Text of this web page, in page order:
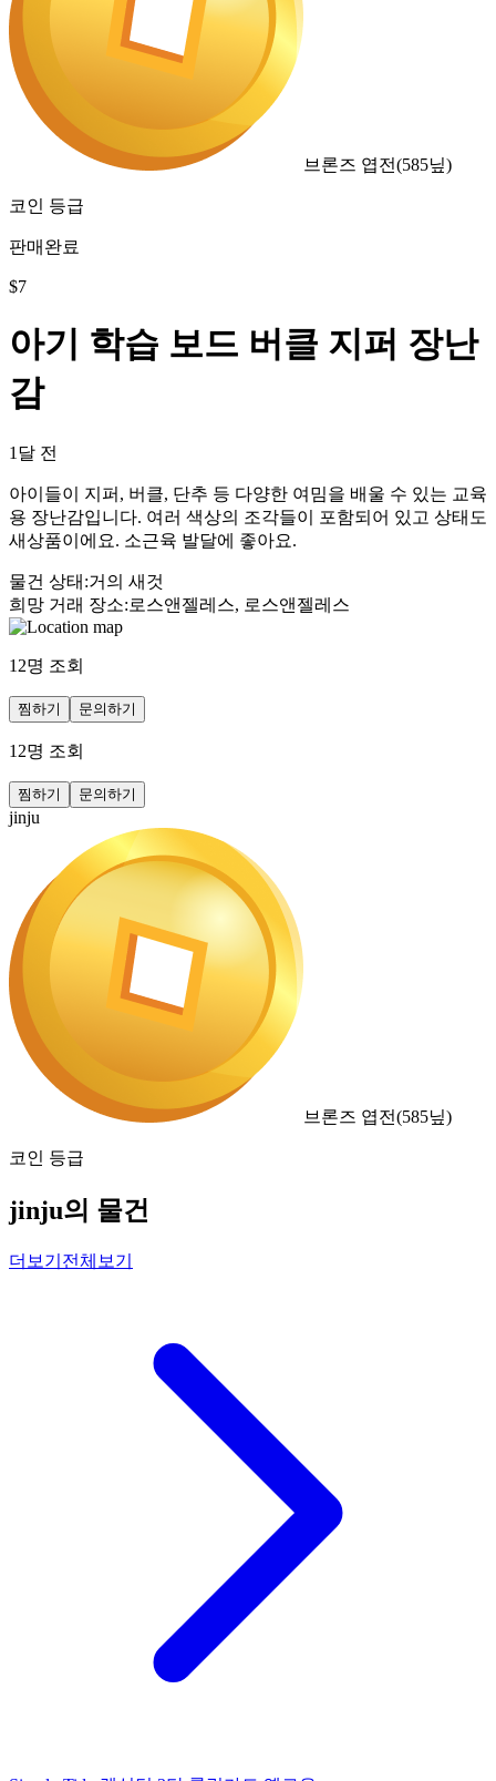
브론즈 엽전(585닢)
코인 등급
판매완료
$7
아기 학습 보드 버클 지퍼 장난
감
1달 전
아이들이 지퍼, 버클, 단추 등 다양한 여밈을 배울 수 있는 교육
용 장난감입니다. 여러 색상의 조각들이 포함되어 있고 상태도
새상품이에요. 소근육 발달에 좋아요.
물건 상태 :거의 새것
희망 거래 장소:로스앤젤레스, 로스앤젤레스
12명 조회
찜하기 문의하기
12명 조회
찜하기 문의하기
jinju
브론즈 엽전(585닢)
코인 등급
jinju의 물건
더보기 전체보기